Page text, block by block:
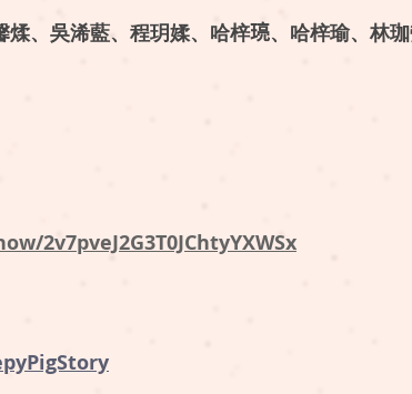
、吳浠藍、程玥媃、哈梓𤦻、哈梓瑜、林
2v7pveJ2G3T0JChtyYXWSx